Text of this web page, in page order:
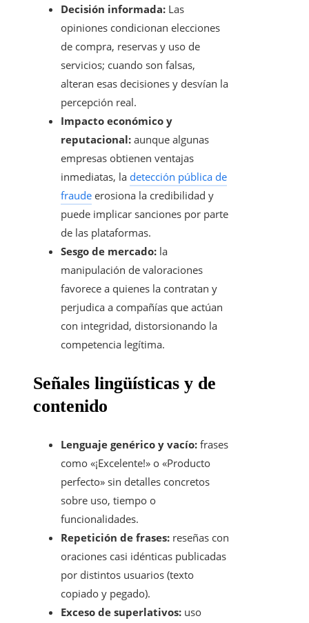
Decisión informada: Las
opiniones condicionan elecciones
de compra, reservas y uso de
servicios; cuando son falsas,
alteran esas decisiones y desvían la
percepción real.
Impacto económico y
reputacional: aunque algunas
empresas obtienen ventajas
inmediatas, la detección pública de
fraude erosiona la credibilidad y
puede implicar sanciones por parte
de las plataformas.
Sesgo de mercado: la
manipulación de valoraciones
favorece a quienes la contratan y
perjudica a compañías que actúan
con integridad, distorsionando la
competencia legítima.
Señales lingüísticas y de
contenido
Lenguaje genérico y vacío: frases
como «¡Excelente!» o «Producto
perfecto» sin detalles concretos
sobre uso, tiempo o
funcionalidades.
Repetición de frases: reseñas con
oraciones casi idénticas publicadas
por distintos usuarios (texto
copiado y pegado).
Exceso de superlativos: uso